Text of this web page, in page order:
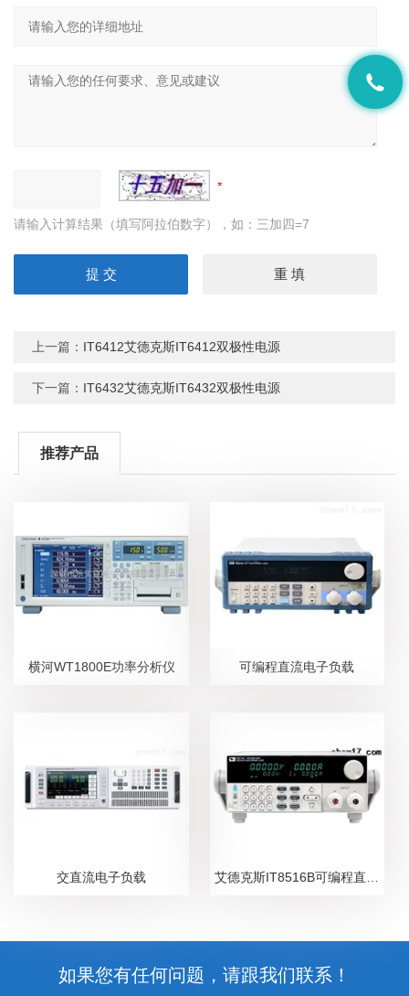
请输入计算结果（填写阿拉伯数字），如：三加四=7
上一篇： IT6412艾德克斯IT6412双极性电源
下一篇： IT6432艾德克斯IT6432双极性电源
推荐产品
横河WT1800E功率分析仪 可编程直流电子负载
交直流电子负载
如果您有任何问题，请跟我们联系！